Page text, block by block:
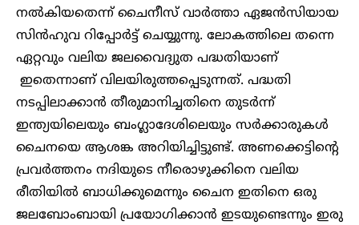
നല്‍കിയതെന്ന് ചൈനീസ് വാര്‍ത്താ ഏജന്‍സിയായ
സിന്‍ഹുവ റിപ്പോര്‍ട്ട് ചെയ്യുന്നു. ലോകത്തിലെ തന്നെ
ഏറ്റവും വലിയ ജലവൈദ്യുത പദ്ധതിയാണ്
ഇതെന്നാണ് വിലയിരുത്തപ്പെടുന്നത്. പദ്ധതി
നടപ്പിലാക്കാൻ തീരുമാനിച്ചതിനെ തുടർന്ന്
ഇന്ത്യയിലെയും ബംഗ്ലാദേശിലെയും സർക്കാരുകൾ
ചൈനയെ ആശങ്ക അറിയിച്ചിട്ടുണ്ട്. അണക്കെട്ടിന്റെ
പ്രവർത്തനം നദിയുടെ നീരൊഴുക്കിനെ വലിയ
രീതിയിൽ ബാധിക്കുമെന്നും ചൈന ഇതിനെ ഒരു
ജലബോംബായി പ്രയോഗിക്കാൻ ഇടയുണ്ടെന്നും ഇരു